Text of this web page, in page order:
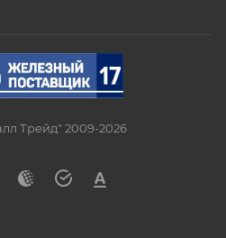
Трейд" 2009-2026